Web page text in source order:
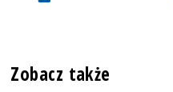
Zobacz także